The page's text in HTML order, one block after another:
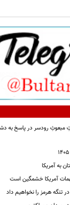
مبعوثِ رودسر در پاسخ به
به آمریکا
آمریکا خشمگین است
تنگه هرمز را نخواهیم داد